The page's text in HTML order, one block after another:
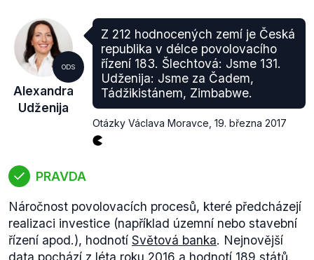
vizte např. hlasování Vojtěcha Filipa, předsedy
KSČM).
ODS
Alexandra
Udženija
Z 212 hodnocených zemí je Česká
republika v délce povolovacího
řízení 183. Šlechtová: Jsme 131.
Udženija: Jsme za Čadem,
Tádžikistánem, Zimbabwe.
Otázky Václava Moravce 19. března 2017
PRAVDA
Náročnost povolovacích procesů, které předcházejí
realizaci investice (například územní nebo stavební
řízení apod.), hodnotí Světová banka. Nejnovější
data pochází z léta roku 2016 a hodnotí 189 států.